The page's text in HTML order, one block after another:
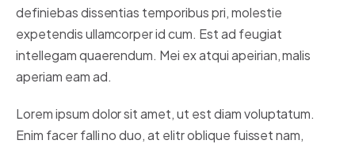
definiebas dissentias temporibus pri, molestie
expetendis ullamcorper id cum. Est ad feugiat
intellegam quaerendum. Mei ex atqui apeirian, malis
aperiam eam ad.
Lorem ipsum dolor sit amet, ut est diam voluptatum.
Enim facer falli no duo, at elitr oblique fuisset nam,